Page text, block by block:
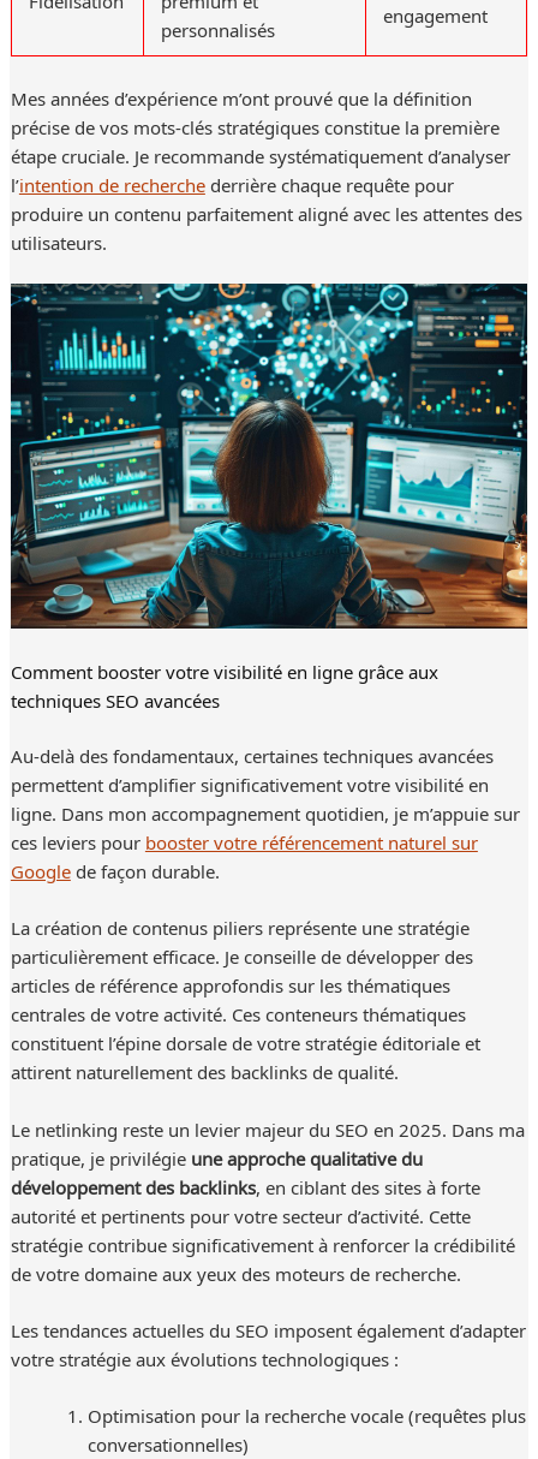
personnalisés
engagement
Mes années d’expérience m’ont prouvé que la définition
précise de vos mots-clés stratégiques constitue la première
étape cruciale. Je recommande systématiquement d’analyser
l’intention de recherchederrière chaque requête pour
produire un contenu parfaitement aligné avec les attentes des
utilisateurs.
Comment booster votre visibilité en ligne grâce aux
techniques SEO avancées
Au-delà des fondamentaux, certaines techniques avancées
permettent d’amplifier significativement votre visibilité en
ligne. Dans mon accompagnement quotidien, je m’appuie sur
ces leviers pourbooster votre référencement naturel sur
Googlede façon durable.
La création de contenus piliers représente une stratégie
particulièrement efficace. Je conseille de développer des
articles de référence approfondis sur les thématiques
centrales de votre activité. Ces conteneurs thématiques
constituent l’épine dorsale de votre stratégie éditoriale et
attirent naturellement des backlinks de qualité.
Le netlinking reste un levier majeur du SEO en 2025. Dans ma
pratique, je privilégieune approche qualitative du
développement des backlinks, en ciblant des sites à forte
autorité et pertinents pour votre secteur d’activité. Cette
stratégie contribue significativement à renforcer la crédibilité
de votre domaine aux yeux des moteurs de recherche.
Les tendances actuelles du SEO imposent également d’adapter
votre stratégie aux évolutions technologiques :
Optimisation pour la recherche vocale (requêtes plus
conversationnelles)